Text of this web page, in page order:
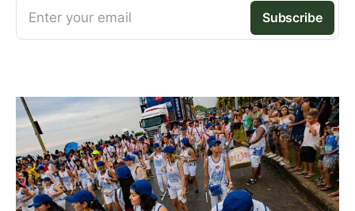
Enter your email Subscribe